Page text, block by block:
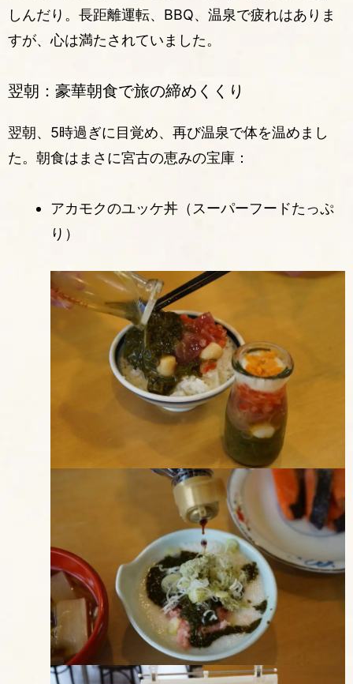
しんだり。長距離運転、BBQ、温泉で疲れはありま
すが、心は満たされていました。
翌朝：豪華朝食で旅の締めくくり
翌朝、5時過ぎに目覚め、再び温泉で体を温めまし
た。朝食はまさに宮古の恵みの宝庫：
アカモクのユッケ丼（スーパーフードたっぷ
り）